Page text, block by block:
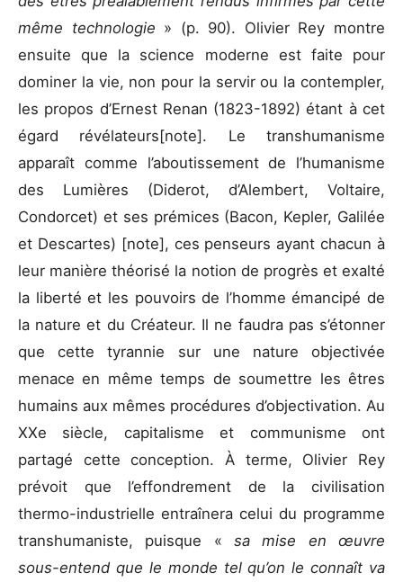
même technologie » (p. 90). Olivier Rey montre
ensuite que la science moderne est faite pour
dominer la vie, non pour la servir ou la contempler,
les propos d’Ernest Renan (1823-1892) étant à cet
égard révélateurs[note]. Le transhumanisme
apparaît comme l’aboutissement de l’humanisme
des Lumières (Diderot, d’Alembert, Voltaire,
Condorcet) et ses prémices (Bacon, Kepler, Galilée
et Descartes) [note], ces penseurs ayant chacun à
leur manière théorisé la notion de progrès et exalté
la liberté et les pouvoirs de l’homme émancipé de
la nature et du Créateur. Il ne faudra pas s’étonner
que cette tyrannie sur une nature objectivée
menace en même temps de soumettre les êtres
humains aux mêmes procédures d’objectivation. Au
XXe siècle, capitalisme et communisme ont
partagé cette conception. À terme, Olivier Rey
prévoit que l’effondrement de la civilisation
thermo-industrielle entraînera celui du programme
transhumaniste, puisque « sa mise en œuvre
sous-entend que le monde tel qu’on le connaît va